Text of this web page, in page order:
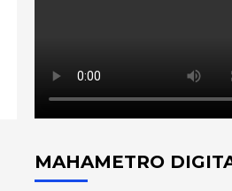
MAHAMETRO